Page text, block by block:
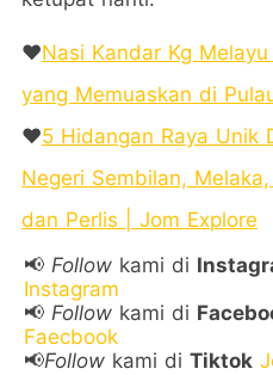
❤️Nasi Kandar Kg
yang Memuaskan di
❤️5 Hidangan Raya Unik
Negeri Sembilan,
dan Perlis | Jom Explore
📢 Follow kami di
Instagram
📢 Follow kami di
Faecbook
📢Follow kami di Tiktok